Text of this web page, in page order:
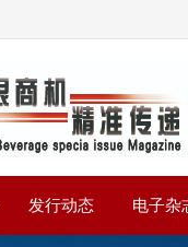
发行动态 电子杂